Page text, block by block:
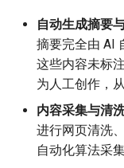
自动生成摘要
摘要完全由 AI
这些内容未标
为人工创作，
内容采集与清
进行网页清洗
自动化算法采集